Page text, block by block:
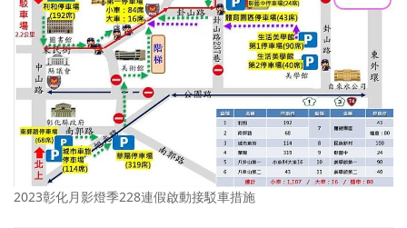
2023彰化月影燈季228連假啟動接駁車措施